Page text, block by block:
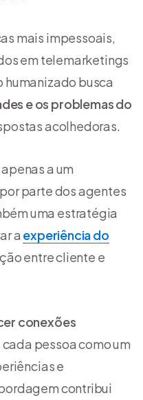
mais impessoais,
em telemarketings
busca
e os problemas do
acolhedoras.
a um
parte dos agentes
uma estratégia
a experiência do
entre cliente e
conexões
pessoa como um
e
contribui